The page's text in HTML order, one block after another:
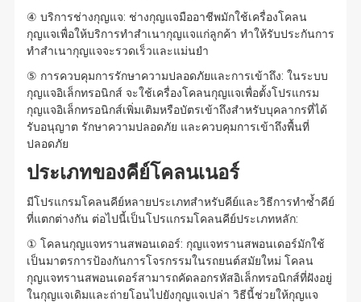
④ บริการช่างกุญแจ: ช่างกุญแจมืออาชีพมักใช้เครื่องโคลน
กุญแจเพื่อให้บริการทำสำเนากุญแจแก่ลูกค้า ทำให้รับประกันการ
ทำสำเนากุญแจจะรวดเร็วและแม่นยำ
⑤ การควบคุมการรักษาความปลอดภัยและการเข้าถึง: ในระบบ
กุญแจอิเล็กทรอนิกส์ จะใช้เครื่องโคลนกุญแจเพื่อตั้งโปรแกรม
กุญแจอิเล็กทรอนิกส์เพิ่มเติมหรือบัตรเข้าถึงสำหรับบุคลากรที่ได้
รับอนุญาต รักษาความปลอดภัย และควบคุมการเข้าถึงพื้นที่
ปลอดภัย
ประเภทของคีย์โคลนเนอร์
มีโปรแกรมโคลนคีย์หลายประเภทสำหรับคีย์และวิธีการทำซ้ำคีย์
ที่แตกต่างกัน ต่อไปนี้เป็นโปรแกรมโคลนคีย์ประเภทหลัก:
① โคลนกุญแจทรานสพอนเดอร์: กุญแจทรานสพอนเดอร์มักใช้
เป็นมาตรการป้องกันการโจรกรรมในรถยนต์สมัยใหม่ โคลน
กุญแจทรานสพอนเดอร์สามารถคัดลอกรหัสอิเล็กทรอนิกส์ที่ฝังอยู่
ในกุญแจเดิมและถ่ายโอนไปยังกุญแจเปล่า วิธีนี้ช่วยให้กุญแจ